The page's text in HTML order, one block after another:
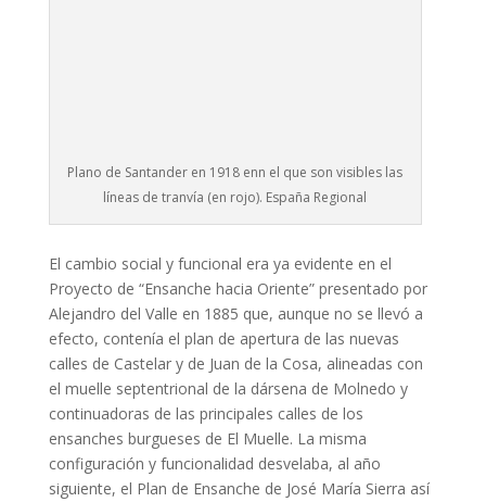
Plano de Santander en 1918 enn el que son visibles las
líneas de tranvía (en rojo). España Regional
El cambio social y funcional era ya evidente en el
Proyecto de “Ensanche hacia Oriente” presentado por
Alejandro del Valle en 1885 que, aunque no se llevó a
efecto, contenía el plan de apertura de las nuevas
calles de Castelar y de Juan de la Cosa, alineadas con
el muelle septentrional de la dársena de Molnedo y
continuadoras de las principales calles de los
ensanches burgueses de El Muelle. La misma
configuración y funcionalidad desvelaba, al año
siguiente, el Plan de Ensanche de José María Sierra así